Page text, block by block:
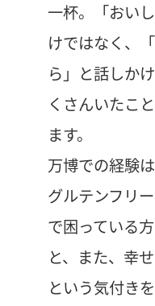
一杯。「おい
けではなく、
ら」と話しか
くさんいたこ
ます。
万博での経験
グルテンフリ
で困っている
と、また、幸
という気付き